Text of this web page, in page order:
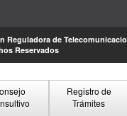
Registro de
Trámites
Reguladora de
Reservados